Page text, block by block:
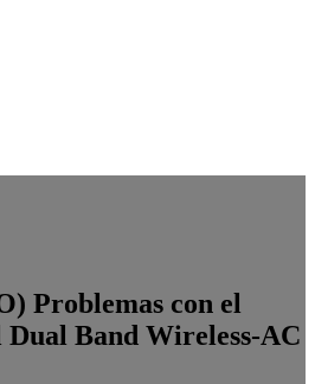
Problemas con el
Band Wireless-AC